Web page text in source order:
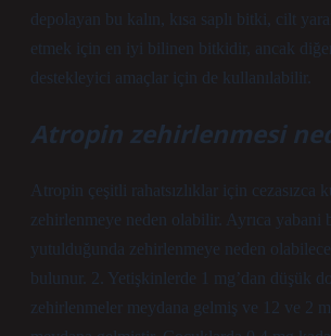
depolayan bu kalın, kısa saplı bitki, cilt
etmek için en iyi bilinen bitkidir, ancak
destekleyici amaçlar için de kullanılabilir.
Atropin zehirlenmesi
Atropin çeşitli rahatsızlıklar için cezasızca
zehirlenmeye neden olabilir. Ayrıca yabani
yutulduğunda zehirlenmeye neden
bulunur. 2. Yetişkinlerde 1 mg’dan düşük
zehirlenmeler meydana gelmiş ve 12 ve 2